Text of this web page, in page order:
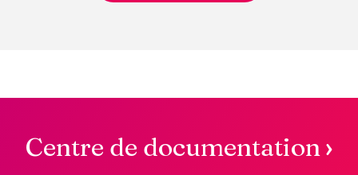
Centre de documentation